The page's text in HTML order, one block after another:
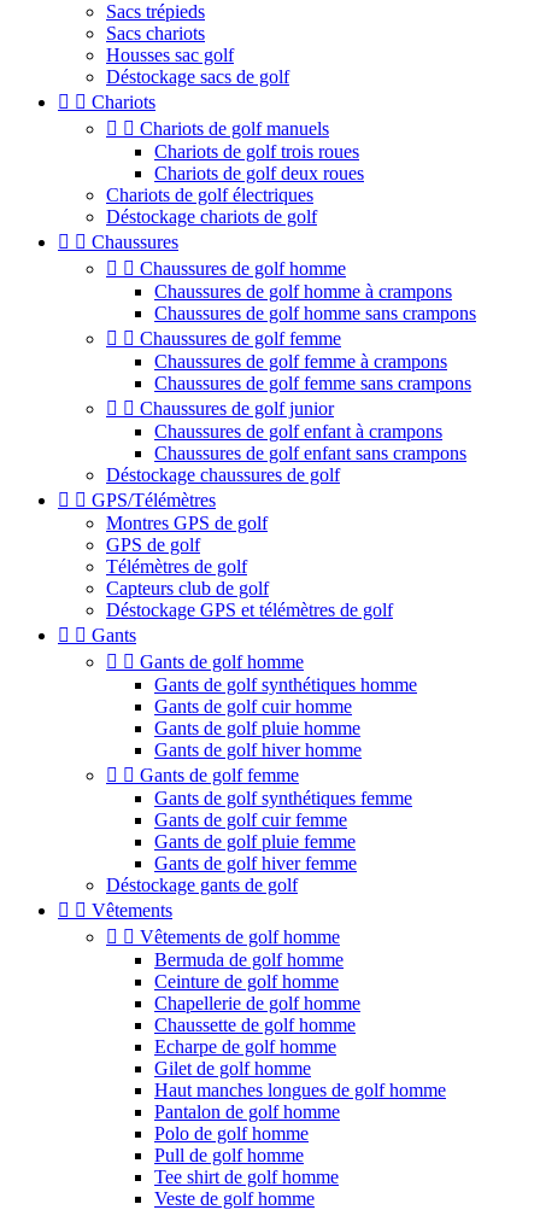
Sacs trépieds
Sacs chariots
Housses sac golf
Déstockage sacs de golf
  Chariots
  Chariots de golf manuels
Chariots de golf trois roues
Chariots de golf deux roues
Chariots de golf électriques
Déstockage chariots de golf
  Chaussures
  Chaussures de golf homme
Chaussures de golf homme à crampons
Chaussures de golf homme sans crampons
  Chaussures de golf femme
Chaussures de golf femme à crampons
Chaussures de golf femme sans crampons
  Chaussures de golf junior
Chaussures de golf enfant à crampons
Chaussures de golf enfant sans crampons
Déstockage chaussures de golf
  GPS/Télémètres
Montres GPS de golf
GPS de golf
Télémètres de golf
Capteurs club de golf
Déstockage GPS et télémètres de golf
  Gants
  Gants de golf homme
Gants de golf synthétiques homme
Gants de golf cuir homme
Gants de golf pluie homme
Gants de golf hiver homme
  Gants de golf femme
Gants de golf synthétiques femme
Gants de golf cuir femme
Gants de golf pluie femme
Gants de golf hiver femme
Déstockage gants de golf
  Vêtements
  Vêtements de golf homme
Bermuda de golf homme
Ceinture de golf homme
Chapellerie de golf homme
Chaussette de golf homme
Echarpe de golf homme
Gilet de golf homme
Haut manches longues de golf homme
Pantalon de golf homme
Polo de golf homme
Pull de golf homme
Tee shirt de golf homme
Veste de golf homme